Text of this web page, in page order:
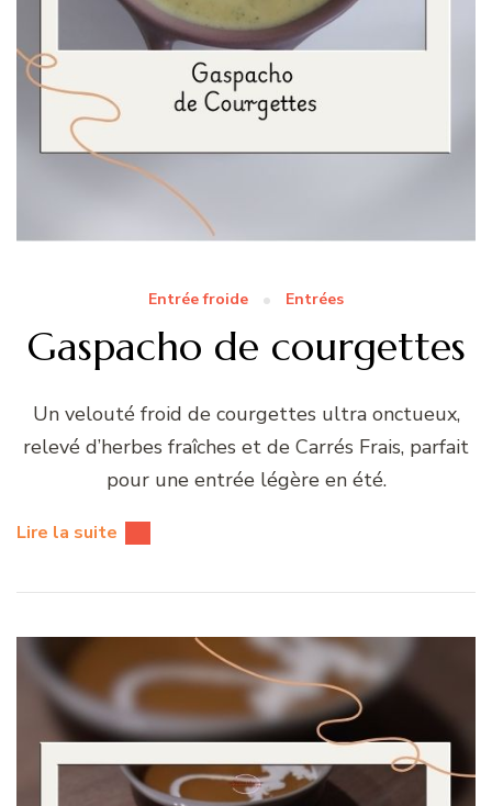
Entrée froide Entrées
Gaspacho de courgettes
Un velouté froid de courgettes ultra onctueux,
relevé d’herbes fraîches et de Carrés Frais, parfait
pour une entrée légère en été.
Lire la suite